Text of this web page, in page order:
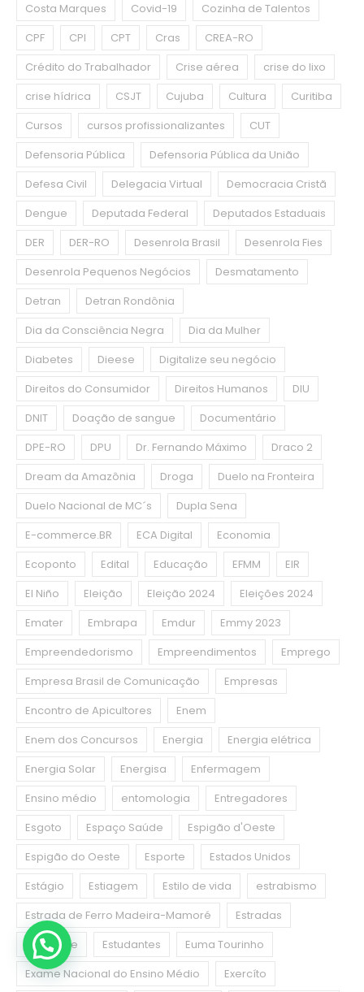
Costa Marques
Covid-19
Cozinha de Talentos
CPF
CPI CPT Cras
CREA-RO
Crédito do Trabalhador
Crise aérea
crise do lixo
crise hídrica
CSJT Cujuba Cultura
Curitiba
Cursos
cursos profissionalizantes
CUT
Defensoria Pública
Defensoria Pública da União
Defesa Civil
Delegacia Virtual
Democracia Cristã
Dengue
Deputada Federal
Deputados Estaduais
DER
DER-RO Desenrola Brasil
Desenrola Fies
Desenrola Pequenos Negócios
Desmatamento
Detran
Detran Rondônia
Dia da Consciência Negra
Dia da Mulher
Diabetes
Dieese
Digitalize seu negócio
Direitos do Consumidor
Direitos Humanos
DIU
DNIT
Doação de sangue
Documentário
DPE-RO
DPU Dr. Fernando Máximo
Draco 2
Dream da Amazônia
Droga
Duelo na Fronteira
Duelo Nacional de MC´s
Dupla Sena
E-commerce.BR
ECA Digital
Economia
Ecoponto
Edital Educação EFMM
EIR
El Niño
Eleição Eleição 2024
Eleições 2024
Emater
Embrapa Emdur
Emmy 2023
Empreendedorismo
Empreendimentos
Emprego
Empresa Brasil de Comunicação
Empresas
Encontro de Apicultores
Enem
Enem dos Concursos
Energia
Energia elétrica
Energia Solar
Energisa
Enfermagem
Ensino médio
entomologia
Entregadores
Esgoto
Espaço Saúde
Espigão d'Oeste
Espigão do Oeste
Esporte
Estados Unidos
Estágio
Estiagem Estilo de vida
estrabismo
Estrada de Ferro Madeira-Mamoré
Estradas
Estudante
Estudantes
Euma Tourinho
Exame Nacional do Ensino Médio
Exercíto